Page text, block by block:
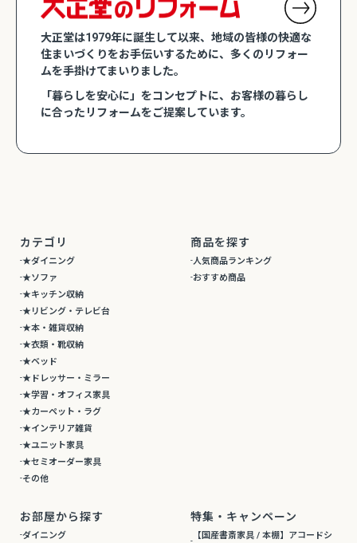
大正堂は1979年に誕生して以来、地域の皆様の快適な
住まいづくりをお手伝いするために、多くのリフォー
ムを手掛けてまいりました。
「暮らしを安心に」をコンセプトに、お客様の暮らし
に合ったリフォームをご提案しています。
カテゴリ
★ダイニング
★ソファ
★キッチン収納
★リビング・テレビ台
★本・雑貨収納
★衣類・靴収納
★ベッド
★ドレッサー・ミラー
★学習・オフィス家具
★カーペット・ラグ
★インテリア雑貨
★ユニット家具
★セミオーダー家具
その他
商品を探す
人気商品ランキング
おすすめ商品
お部屋から探す
ダイニング
特集・キャンペーン
【国産書斎家具 / 本棚】アコードシ